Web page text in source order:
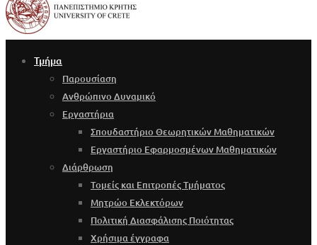
Τμήμα
Παρουσίαση
Ανθρώπινο Δυναμικό
Εργαστήρια
Σπουδαστήριο Θεωρητικών Μαθηματικών
Εργαστήριο Εφαρμοσμένων Μαθηματικών
Διάρθρωση
Τομείς και Επιτροπές Τμήματος
Μητρώο Εκλεκτόρων
Πολιτική Διασφάλισης Ποιότητας
Χρήσιμα έγγραφα